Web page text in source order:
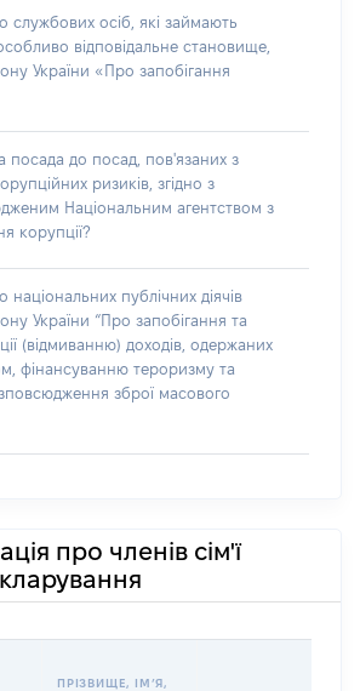
службових осіб, які займають
відповідальне становище,
України «Про запобігання
посада до посад, пов'язаних з
ризиків, згідно з
Національним агентством з
корупції?
публічних діячів
України “Про запобігання та
(відмиванню) доходів, одержаних
фінансуванню тероризму та
зброї масового
про членів сім'ї
ПРІЗВИЩЕ, ІМʼЯ,